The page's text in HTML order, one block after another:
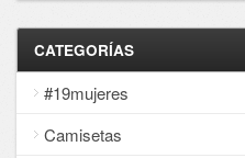
CATEGORÍAS
#19mujeres
Camisetas